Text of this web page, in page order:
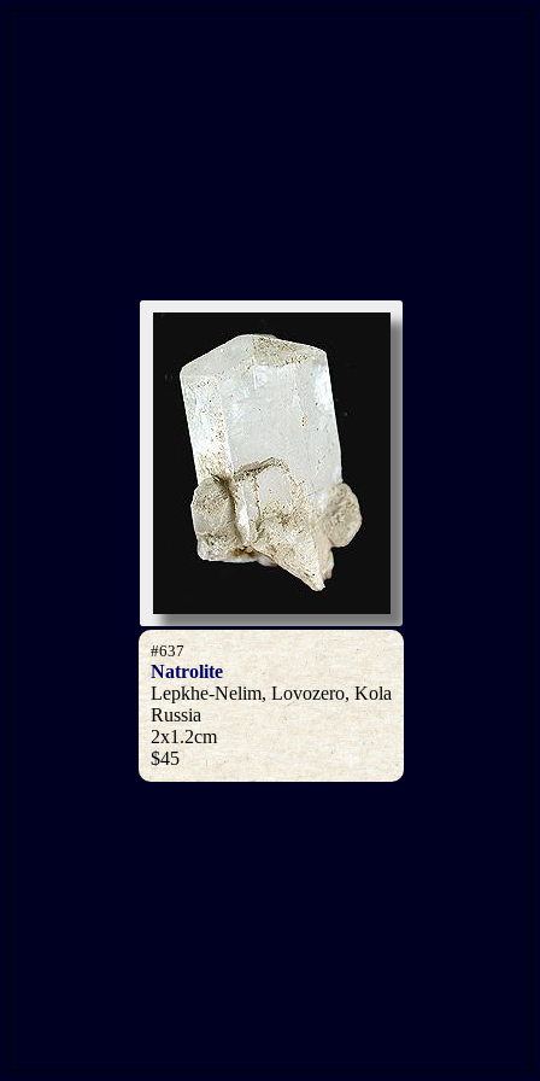
#637
Natrolite
Lepkhe-Nelim, Lovozero, Kola
Russia
2x1.2cm
$45